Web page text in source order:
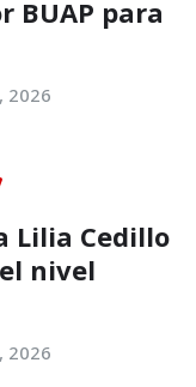
BUAP para
2026
Lilia Cedillo
nivel
2026